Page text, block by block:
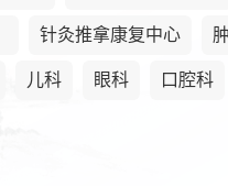
针灸推拿康复中心
儿科 眼科 口腔科